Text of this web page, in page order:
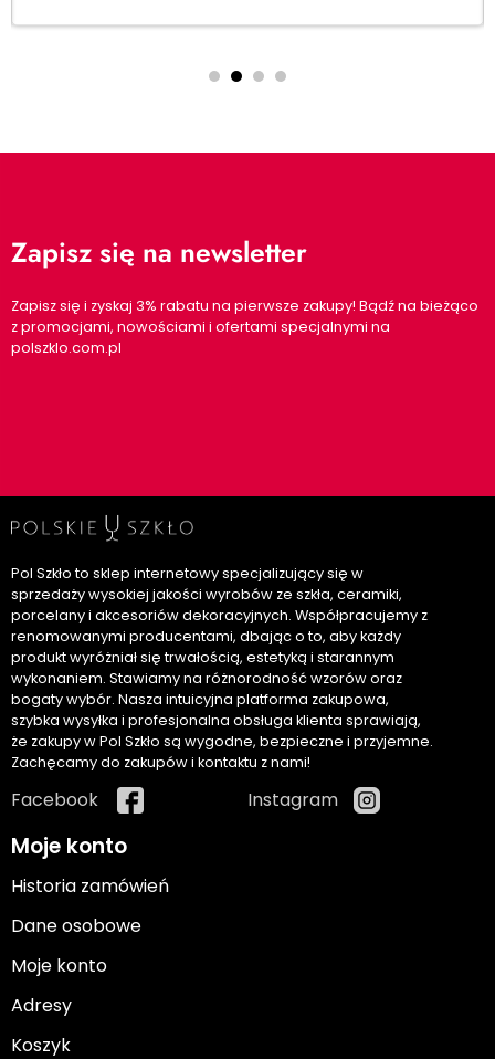
Zapisz się na newsletter
Zapisz się i zyskaj 3% rabatu na pierwsze zakupy! Bądź na bieżąco
z promocjami, nowościami i ofertami specjalnymi na
polszklo.com.pl
Pol Szkło to sklep internetowy specjalizujący się w
sprzedaży wysokiej jakości wyrobów ze szkła, ceramiki,
porcelany i akcesoriów dekoracyjnych. Współpracujemy z
renomowanymi producentami, dbając o to, aby każdy
produkt wyróżniał się trwałością, estetyką i starannym
wykonaniem. Stawiamy na różnorodność wzorów oraz
bogaty wybór. Nasza intuicyjna platforma zakupowa,
szybka wysyłka i profesjonalna obsługa klienta sprawiają,
że zakupy w Pol Szkło są wygodne, bezpieczne i przyjemne.
Zachęcamy do zakupów i kontaktu z nami!
Facebook Instagram
Moje konto
Historia zamówień
Dane osobowe
Moje konto
Adresy
Koszyk